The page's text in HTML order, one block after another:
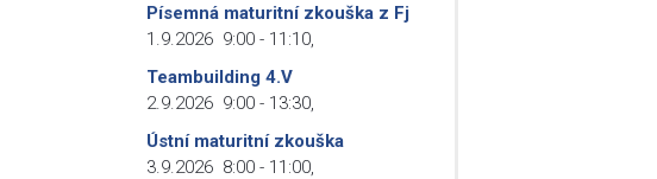
Písemná maturitní zkouška z Fj
1.9.2026 9:00 - 11:10
Teambuilding 4.V
2.9.2026 9:00 - 13:30
Ústní maturitní zkouška
3.9.2026 8:00 - 11:00